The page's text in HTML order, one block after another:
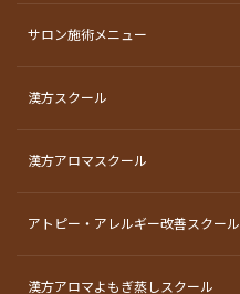
サロン施術メニュー
漢方スクール
漢方アロマスクール
アトピー・アレルギー改善スクール
漢方アロマよもぎ蒸しスクール